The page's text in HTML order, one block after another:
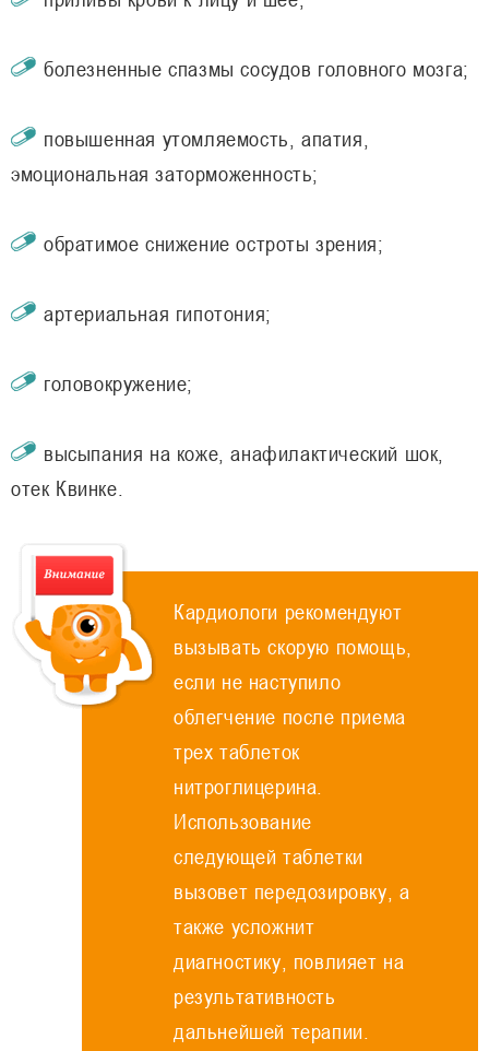
болезненные спазмы сосудов головного мозга;
повышенная утомляемость, апатия,
эмоциональная заторможенность;
обратимое снижение остроты зрения;
артериальная гипотония;
головокружение;
высыпания на коже, анафилактический шок,
отек Квинке.
Кардиологи рекомендуют
вызывать скорую помощь,
если не наступило
облегчение после приема
трех таблеток
нитроглицерина.
Использование
следующей таблетки
вызовет передозировку, а
также усложнит
диагностику, повлияет на
результативность
дальнейшей терапии.